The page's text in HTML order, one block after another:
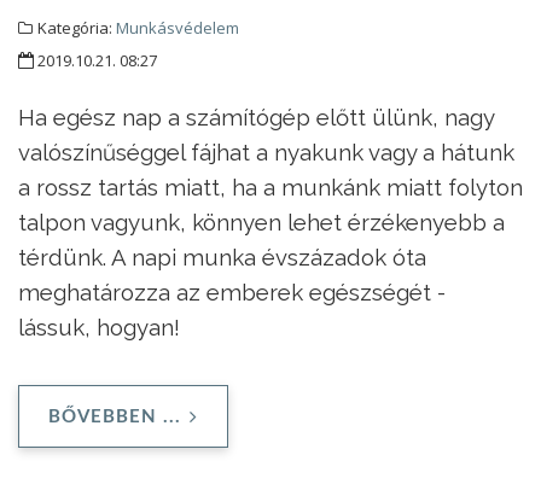
Kategória: Munkásvédelem
2019.10.21. 08:27
Ha egész nap a számítógép előtt ülünk, nagy
valószínűséggel fájhat a nyakunk vagy a hátunk
a rossz tartás miatt, ha a munkánk miatt folyton
talpon vagyunk, könnyen lehet érzékenyebb a
térdünk. A napi munka évszázadok óta
meghatározza az emberek egészségét -
lássuk, hogyan!
BŐVEBBEN ...